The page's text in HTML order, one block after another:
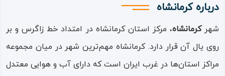
درباره کرمانشاه
شهرکرمانشاه، مرکز استان کرمانشاه در امتداد خط زاگرس و بر
روی یال آن قرار دارد. کرمانشاه مهم‌ترین شهر در میان مجموعه
مراکز استان‌ها در غرب ایران است که دارای آب‌ و هوایی معتدل